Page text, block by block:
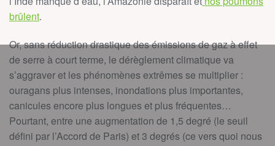
brûlent.
Or, sans réduction drastique des émissions de gaz à effet
de serre à court terme, le dérèglement climatique va
s’aggraver et les phénomènes extrêmes se multiplier :
ouragans plus intenses, inondations plus importantes,
canicules encore plus longues et plus fréquentes…
Pourtant, entre une augmentation de 1,5 degré (le seuil
défini par l’Accord de Paris) et 3 degrés (ce vers quoi nous